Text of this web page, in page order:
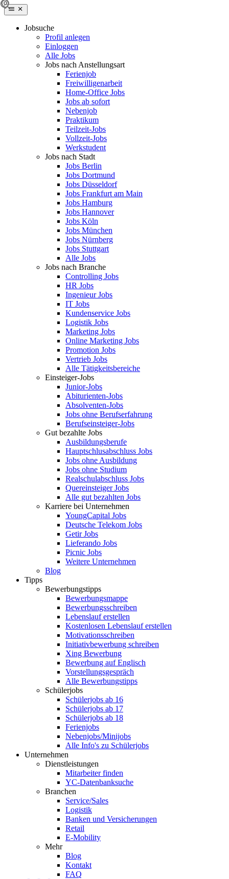
Jobsuche
Profil anlegen
Einloggen
Alle Jobs
Jobs nach Anstellungsart
Ferienjob
Freiwilligenarbeit
Home-Office Jobs
Jobs ab sofort
Nebenjob
Praktikum
Teilzeit-Jobs
Vollzeit-Jobs
Werkstudent
Jobs nach Stadt
Jobs Berlin
Jobs Dortmund
Jobs Düsseldorf
Jobs Frankfurt am Main
Jobs Hamburg
Jobs Hannover
Jobs Köln
Jobs München
Jobs Nürnberg
Jobs Stuttgart
Alle Jobs
Jobs nach Branche
Controlling Jobs
HR Jobs
Ingenieur Jobs
IT Jobs
Kundenservice Jobs
Logistik Jobs
Marketing Jobs
Online Marketing Jobs
Promotion Jobs
Vertrieb Jobs
Alle Tätigkeitsbereiche
Einsteiger-Jobs
Junior-Jobs
Abiturienten-Jobs
Absolventen-Jobs
Jobs ohne Berufserfahrung
Berufseinsteiger-Jobs
Gut bezahlte Jobs
Ausbildungsberufe
Hauptschlusabschluss Jobs
Jobs ohne Ausbildung
Jobs ohne Studium
Realschulabschluss Jobs
Quereinsteiger Jobs
Alle gut bezahlten Jobs
Karriere bei Unternehmen
YoungCapital Jobs
Deutsche Telekom Jobs
Getir Jobs
Lieferando Jobs
Picnic Jobs
Weitere Unternehmen
Blog
Tipps
Bewerbungstipps
Bewerbungsmappe
Bewerbungsschreiben
Lebenslauf erstellen
Kostenlosen Lebenslauf erstellen
Motivationsschreiben
Initiativbewerbung schreiben
Xing Bewerbung
Bewerbung auf Englisch
Vorstellungsgespräch
Alle Bewerbungstipps
Schülerjobs
Schülerjobs ab 16
Schülerjobs ab 17
Schülerjobs ab 18
Ferienjobs
Nebenjobs/Minijobs
Alle Info's zu Schülerjobs
Unternehmen
Dienstleistungen
Mitarbeiter finden
YC-Datenbanksuche
Branchen
Service/Sales
Logistik
Banken und Versicherungen
Retail
E-Mobility
Mehr
Blog
Kontakt
FAQ